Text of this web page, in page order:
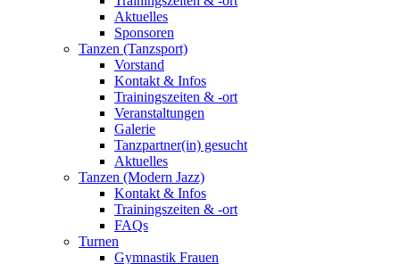
Aktuelles
Sponsoren
Tanzen (Tanzsport)
Vorstand
Kontakt & Infos
Trainingszeiten & -ort
Veranstaltungen
Galerie
Tanzpartner(in) gesucht
Aktuelles
Tanzen (Modern Jazz)
Kontakt & Infos
Trainingszeiten & -ort
FAQs
Turnen
Gymnastik Frauen